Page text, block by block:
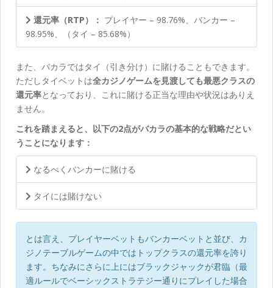
還元率（RTP）： プレイヤー – 98.76%、バンカー –
98.95%、（タイ – 85.68%）
また、バカラではタイ（引き分け）に賭けることもできます。
ただしタイベットは全カジノゲームを見渡しても最悪クラスの
還元率となっており、これに賭ける正当な理由や状況はありえ
ません。
これを踏まえると、以下の2点がバカラの基本的な戦略だとい
うことになります：
なるべくバンカーに賭ける
タイには賭けない
とは言え、プレイヤーベットもバンカーベットと並び、カ
ジノテーブルゲームの中ではトップクラスの還元率を誇り
ます。ちなみにさらに上にはブラックジャックが君臨（最
適ルールでベーシックストラテジー通りにプレイした場合